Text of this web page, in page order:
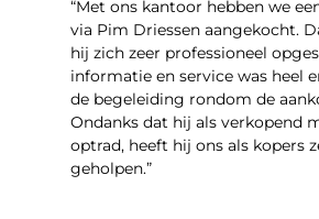
“Met ons kantoor hebben we
via Pim Driessen aangekocht.
hij zich zeer professioneel
informatie en service was heel
de begeleiding rondom de
Ondanks dat hij als verkopend
optrad, heeft hij ons als kopers
geholpen.”